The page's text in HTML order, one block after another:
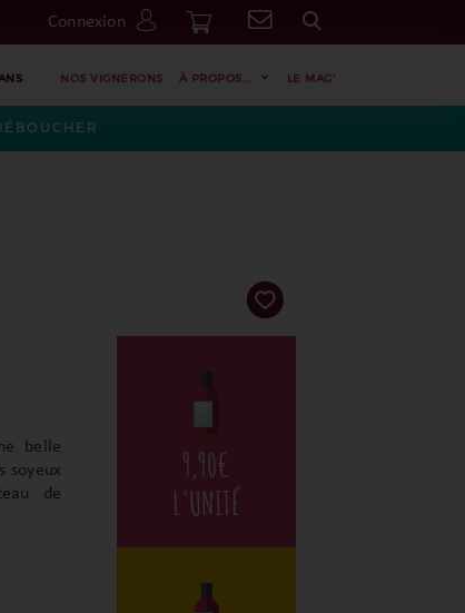
Connexion
Go
NOS VIGNERONS À PROPOS... LE MAG'
belle
soyeux
de
9,90€
L'UNITÉ